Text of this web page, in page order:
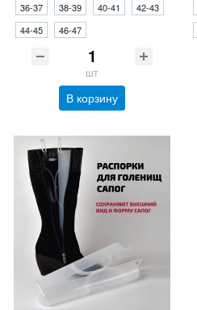
36-37 38-39 40-41
42-43
44-45
46-47
шт
В корзину